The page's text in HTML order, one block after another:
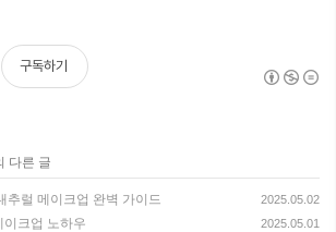
구독하기
다른 글
추럴 메이크업 완벽 가이드 2025.05.02
크업 노하우 2025.05.01